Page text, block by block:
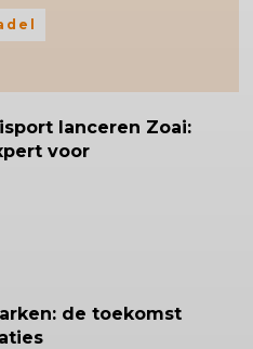
lanceren Zoai:
voor
de toekomst